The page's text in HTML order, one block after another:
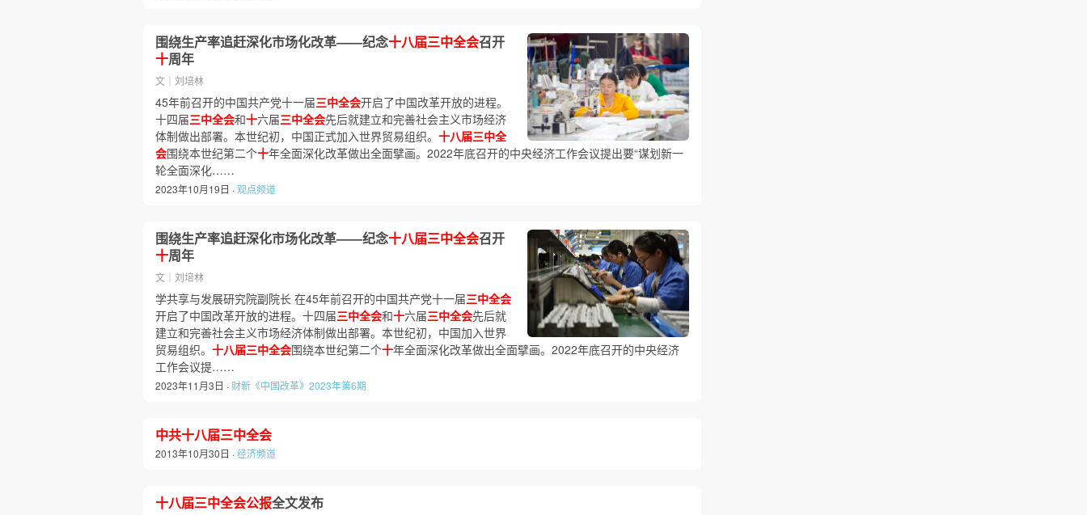
围绕生产率追赶深化市场化改革——纪念十八届三中全会召开
十周年
文｜刘培林
45年前召开的中国共产党十一届三中全会开启了中国改革开放的进程。
十四届三中全会和十六届三中全会先后就建立和完善社会主义市场经济
体制做出部署。本世纪初，中国正式加入世界贸易组织。 十八届三中全
会围绕本世纪第二个十年全面深化改革做出全面擘画。2022年底召开的中央经济工作会议提出要“谋划新一
轮全面深化……
2023年10月19日 ·观点频道
围绕生产率追赶深化市场化改革——纪念十八届三中全会召开
十周年
文｜刘培林
学共享与发展研究院副院长 在45年前召开的中国共产党十一届三中全会
开启了中国改革开放的进程。十四届三中全会和十六届三中全会先后就
建立和完善社会主义市场经济体制做出部署。本世纪初，中国加入世界
贸易组织。 十八届三中全会围绕本世纪第二个十年全面深化改革做出全面擘画。2022年底召开的中央经济
工作会议提……
2023年11月3日 · 财新《中国改革》2023年第6期
中共十八届三中全会
2013年10月30日 ·经济频道
十八届三中全会公报全文发布